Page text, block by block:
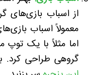
از اسباب بازی‌های
معمولاً اسباب
اما مثلاً با یک
گروهی طراحی کرد.